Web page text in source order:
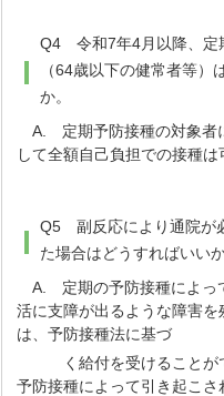
Q4 令和7年4月以降、定
（64歳以下の健常者等
か。
A. 定期予防接種の対象者
して全額自己負担での接種は
Q5 副反応により通院が
た場合はどうすればいいか
A. 定期の予防接種によっ
活に支障が出るような障害
は、予防接種法に基づ
く給付を受けることがで
予防接種によって引き起こ